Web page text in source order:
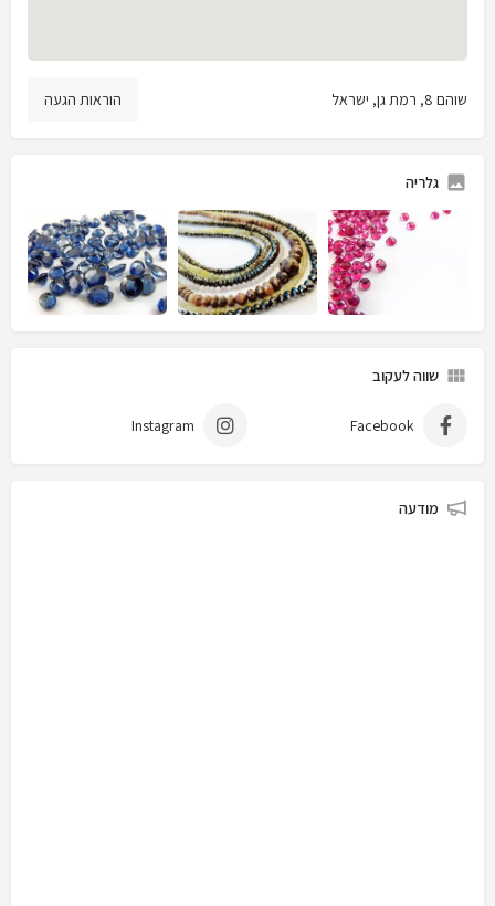
שוהם 8, רמת גן, ישראל הוראות הגעה
גלריה
שווה לעקוב
Facebook
Instagram
מודעה